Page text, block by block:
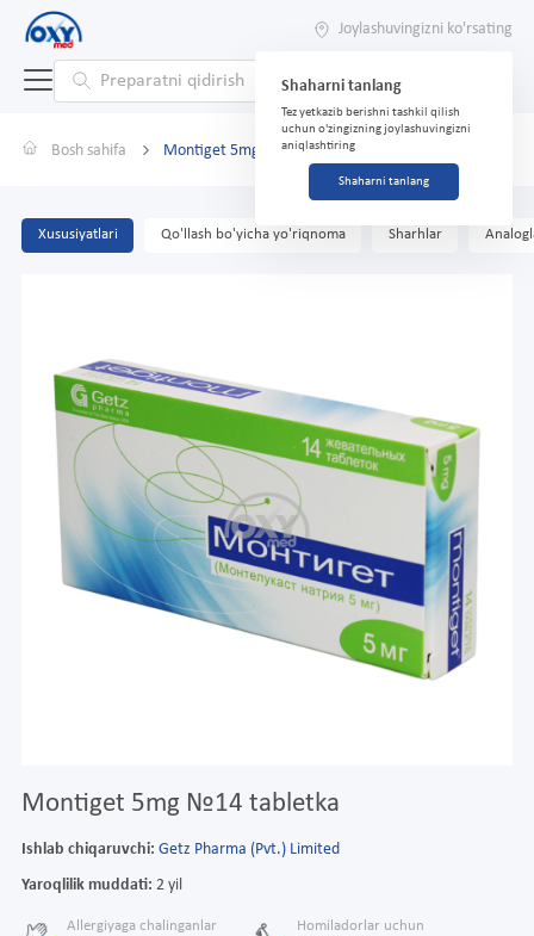
Joylashuvingizni ko'rsating
Shaharni tanlang
Tez yetkazib berishni tashkil qilish
uchun o'zingizning joylashuvingizni
aniqlashtiring
Shaharni tanlang
Bosh sahifa Montiget 5mg №14 tabletka
Xususiyatlari Qo'llash bo'yicha yo'riqnoma Sharhlar
Montiget 5mg №14 tabletka
Ishlab chiqaruvchi: Getz Pharma (Pvt.) Limited
Yaroqlilik muddati: 2 yil
Allergiyaga chalinganlar
Homiladorlar uchun